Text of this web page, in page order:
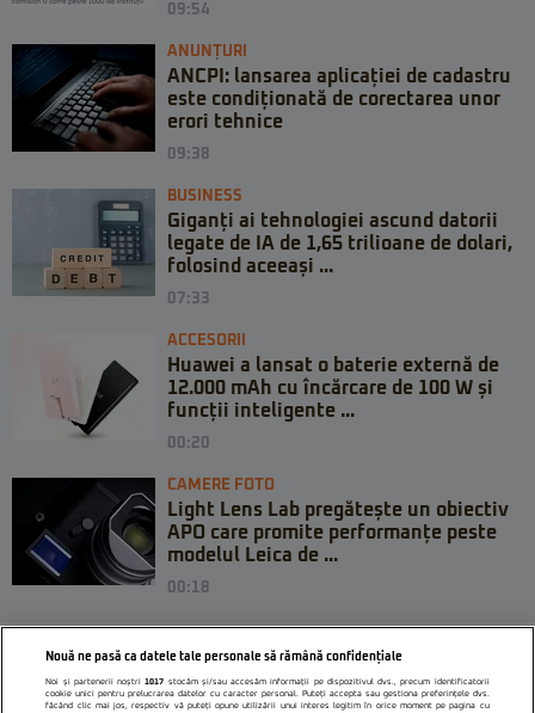
09:54
ANUNȚURI
ANCPI: lansarea aplicației de cadastru
este condiționată de corectarea unor
erori tehnice
09:38
BUSINESS
Giganți ai tehnologiei ascund datorii
legate de IA de 1,65 trilioane de dolari,
folosind aceeași ...
07:33
ACCESORII
Huawei a lansat o baterie externă de
12.000 mAh cu încărcare de 100 W și
funcții inteligente ...
00:20
CAMERE FOTO
Light Lens Lab pregătește un obiectiv
APO care promite performanțe peste
modelul Leica de ...
00:18
Nouă ne pasă ca datele tale personale să rămână confidențiale
Noi și partenerii noștri1017 stocăm și/sau accesăm informații pe dispozitivul dvs., precum identificatorii
cookie unici pentru prelucrarea datelor cu caracter personal. Puteți accepta sau gestiona preferințele dvs.
făcând clic mai jos, respectiv vă puteți opune utilizării unui interes legitim în orice moment pe pagina cu